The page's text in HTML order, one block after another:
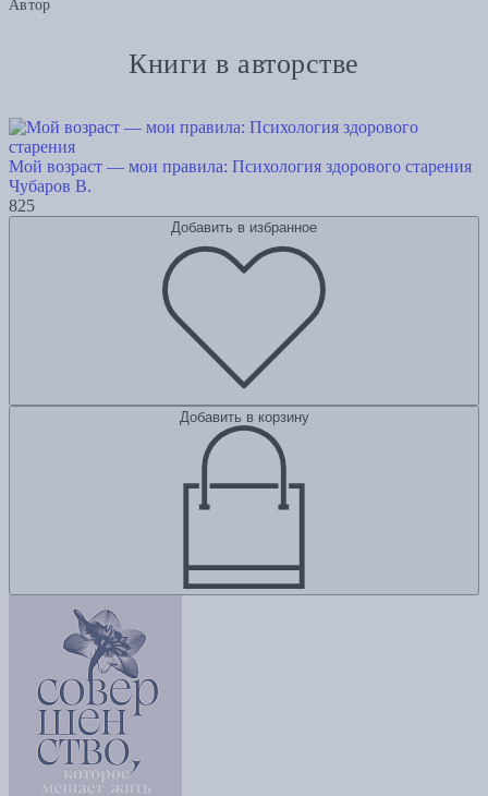
Автор
Книги в авторстве
Мой возраст — мои правила: Психология здорового старения
Чубаров В.
825
Добавить в избранное
Добавить в корзину